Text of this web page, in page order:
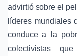
advirtió sobre el
líderes mundiales
conduce a la
colectivistas